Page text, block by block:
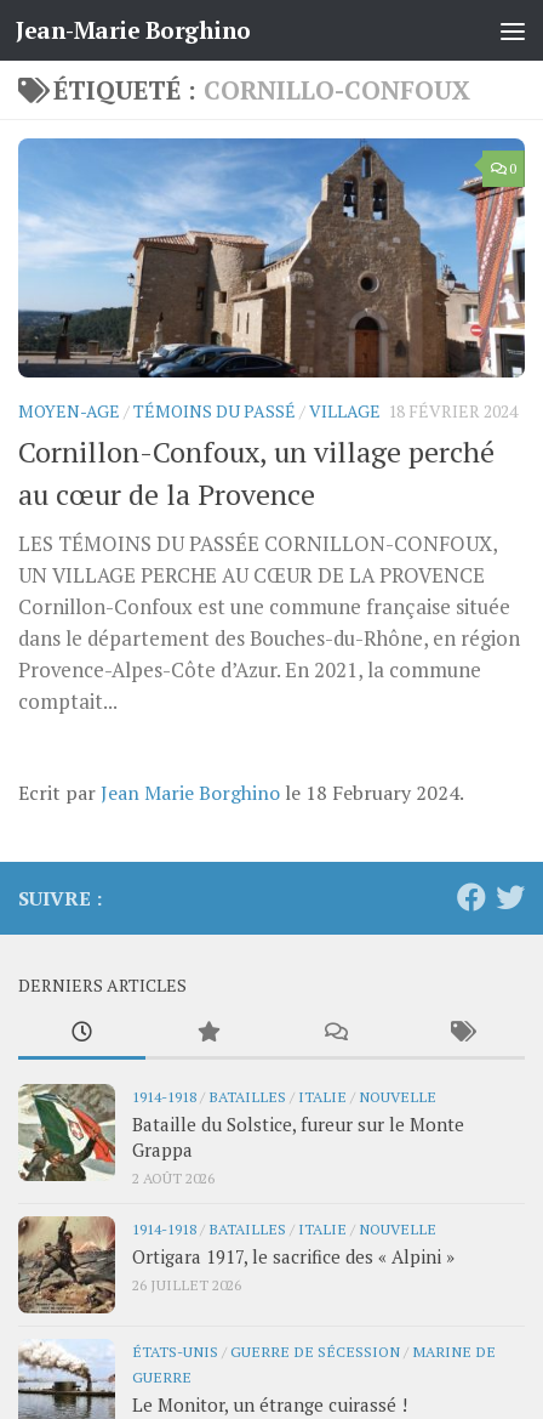
Skip to content
Jean-Marie Borghino
ÉTIQUETÉ : CORNILLO-CONFOUX
0
MOYEN-AGE /TÉMOINS DU PASSÉ /VILLAGE 18 FÉVRIER 2024
Cornillon-Confoux, un village perché
au cœur de la Provence
LES TÉMOINS DU PASSÉE CORNILLON-CONFOUX,
UN VILLAGE PERCHE AU CŒUR DE LA PROVENCE
Cornillon-Confoux est une commune française située
dans le département des Bouches-du-Rhône, en région
Provence-Alpes-Côte d’Azur. En 2021, la commune
comptait...
Ecrit parJean Marie Borghino le 18 February 2024.
SUIVRE :
DERNIERS ARTICLES
1914-1918 / BATAILLES / ITALIE / NOUVELLE
Bataille du Solstice, fureur sur le Monte
Grappa
2 AOÛT 2026
1914-1918 / BATAILLES / ITALIE / NOUVELLE
Ortigara 1917, le sacrifice des « Alpini »
26 JUILLET 2026
ÉTATS-UNIS /GUERRE DE SÉCESSION / MARINE DE
GUERRE
Le Monitor, un étrange cuirassé !